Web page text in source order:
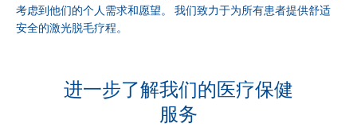
考虑到他们的个人需求和愿望。 我们致力于为所有患者提供舒适
安全的激光脱毛疗程。
进一步了解我们的医疗保健
服务